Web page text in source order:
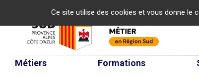
Ce site utilise des cookies et vous donne le
Métiers Formations